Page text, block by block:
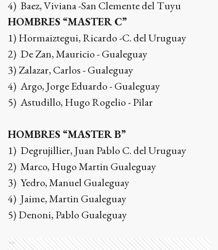
4) Baez, Viviana -San Clemente del Tuyu
HOMBRES “MASTER C”
1) Hormaiztegui, Ricardo -C. del Uruguay
2) De Zan, Mauricio - Gualeguay
3) Zalazar, Carlos - Gualeguay
4) Argo, Jorge Eduardo - Gualeguay
5) Astudillo, Hugo Rogelio - Pilar
HOMBRES “MASTER B”
1) Degrujillier, Juan Pablo C. del Uruguay
2) Marco, Hugo Martin Gualeguay
3) Yedro, Manuel Gualeguay
4) Jaime, Martin Gualeguay
5) Denoni, Pablo Gualeguay
Ads